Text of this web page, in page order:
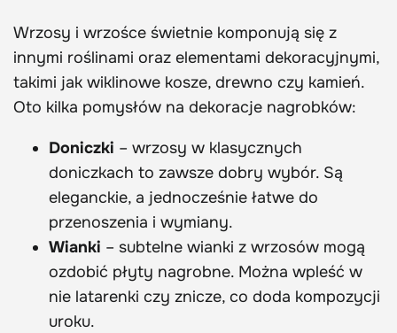
Wrzosy i wrzośce świetnie komponują się z
innymi roślinami oraz elementami dekoracyjnymi,
takimi jak wiklinowe kosze, drewno czy kamień.
Oto kilka pomysłów na dekoracje nagrobków:
Doniczki – wrzosy w klasycznych
doniczkach to zawsze dobry wybór. Są
eleganckie, a jednocześnie łatwe do
przenoszenia i wymiany.
Wianki – subtelne wianki z wrzosów mogą
ozdobić płyty nagrobne. Można wpleść w
nie latarenki czy znicze, co doda kompozycji
uroku.